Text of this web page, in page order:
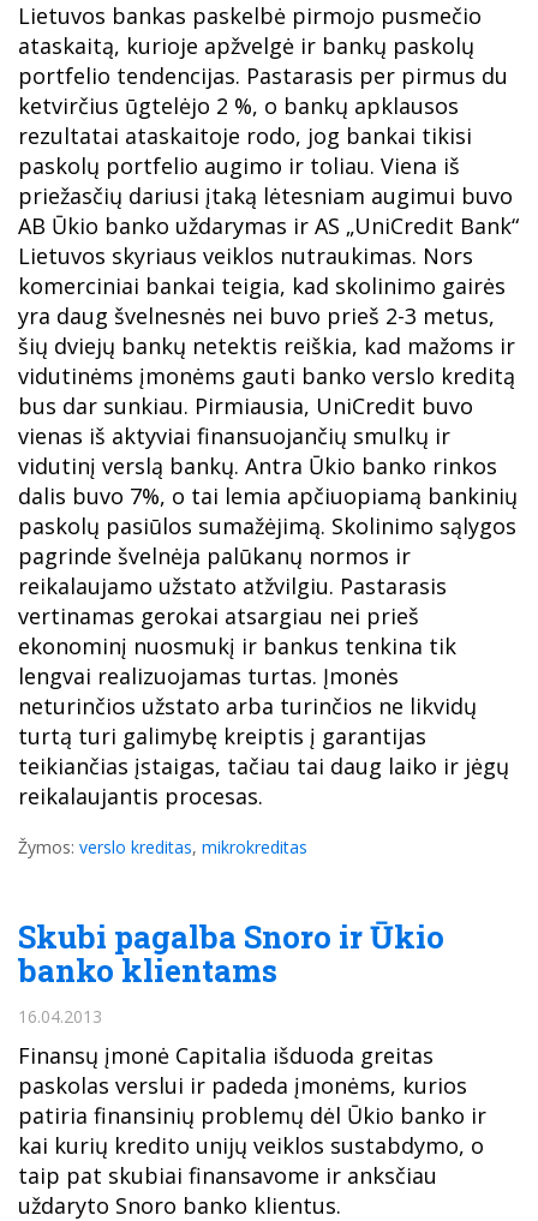
Lietuvos bankas paskelbė pirmojo pusmečio
ataskaitą, kurioje apžvelgė ir bankų paskolų
portfelio tendencijas. Pastarasis per pirmus du
ketvirčius ūgtelėjo 2 %, o bankų apklausos
rezultatai ataskaitoje rodo, jog bankai tikisi
paskolų portfelio augimo ir toliau. Viena iš
priežasčių dariusi įtaką lėtesniam augimui buvo
AB Ūkio banko uždarymas ir AS „UniCredit Bank“
Lietuvos skyriaus veiklos nutraukimas. Nors
komerciniai bankai teigia, kad skolinimo gairės
yra daug švelnesnės nei buvo prieš 2-3 metus,
šių dviejų bankų netektis reiškia, kad mažoms ir
vidutinėms įmonėms gauti banko verslo kreditą
bus dar sunkiau. Pirmiausia, UniCredit buvo
vienas iš aktyviai finansuojančių smulkų ir
vidutinį verslą bankų. Antra Ūkio banko rinkos
dalis buvo 7%, o tai lemia apčiuopiamą bankinių
paskolų pasiūlos sumažėjimą. Skolinimo sąlygos
pagrinde švelnėja palūkanų normos ir
reikalaujamo užstato atžvilgiu. Pastarasis
vertinamas gerokai atsargiau nei prieš
ekonominį nuosmukį ir bankus tenkina tik
lengvai realizuojamas turtas. Įmonės
neturinčios užstato arba turinčios ne likvidų
turtą turi galimybę kreiptis į garantijas
teikiančias įstaigas, tačiau tai daug laiko ir jėgų
reikalaujantis procesas.
Žymos: verslo kreditas, mikrokreditas
Skubi pagalba Snoro ir Ūkio
banko klientams
16.04.2013
Finansų įmonė Capitalia išduoda greitas
paskolas verslui ir padeda įmonėms, kurios
patiria finansinių problemų dėl Ūkio banko ir
kai kurių kredito unijų veiklos sustabdymo, o
taip pat skubiai finansavome ir anksčiau
uždaryto Snoro banko klientus.